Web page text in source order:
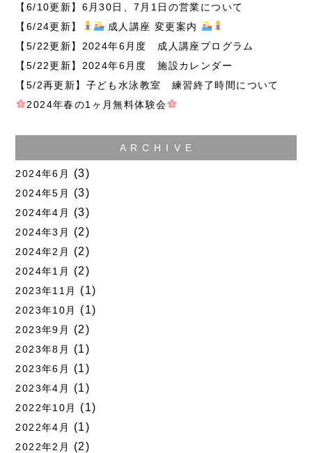
【6/10更新】6月30日、7月1日の営業について
【6/24更新】
成人講座 変更案内
【5/22更新】2024年6月度 成人講座プログラム
【5/22更新】2024年6月度 施設カレンダー
【5/2再更新】子ども水泳教室 練習終了時間について
2024年春の1ヶ月無料体験会
A R C H I V E
2024年6月 (3)
2024年5月 (3)
2024年4月 (3)
2024年3月 (2)
2024年2月 (2)
2024年1月 (2)
2023年11月 (1)
2023年10月 (1)
2023年9月 (2)
2023年8月 (1)
2023年6月 (1)
2023年4月 (1)
2022年10月 (1)
2022年4月 (1)
2022年2月 (2)